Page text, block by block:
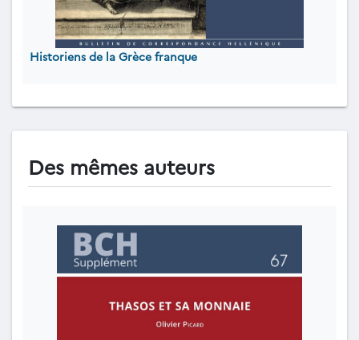
Historiens de la Grèce franque
Des mêmes auteurs